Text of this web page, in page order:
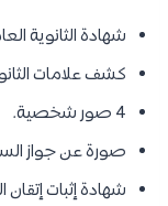
شهادة الثانوية
كشف علامات
4 صور شخصية.
صورة عن جواز
شهادة إثبات إتقان